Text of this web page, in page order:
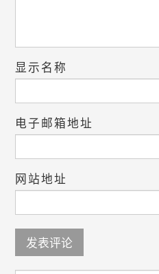
显示名称
电子邮箱地址
网站地址